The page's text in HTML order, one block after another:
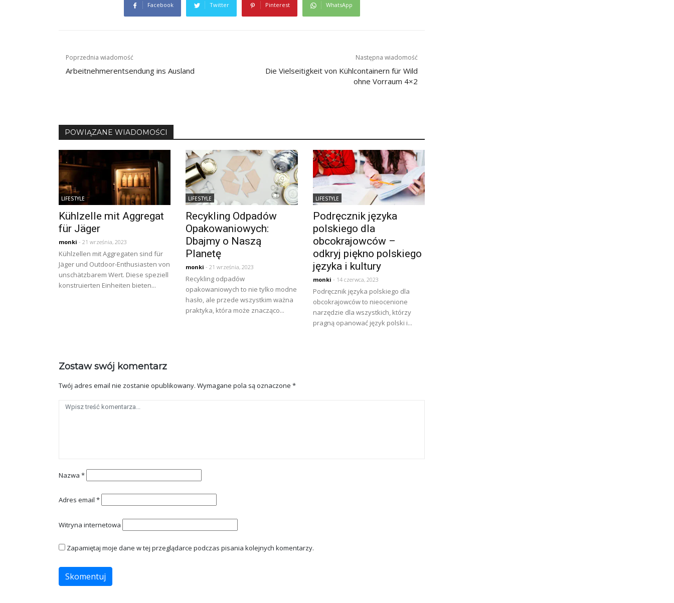
Facebook Twitter Pinterest WhatsApp
Nawigacja
wpisu
Poprzednia wiadomość
Arbeitnehmerentsendung ins Ausland
Następna wiadomość
Die Vielseitigkeit von Kühlcontainern für Wild
ohne Vorraum 4×2
POWIĄZANE WIADOMOŚCI
LIFESTYLE
Kühlzelle mit Aggregat
für Jäger
monki - 21 września, 2023
Kühlzellen mit Aggregaten sind für
Jäger und Outdoor-Enthusiasten von
unschätzbarem Wert. Diese speziell
konstruierten Einheiten bieten...
LIFESTYLE
Recykling Odpadów
Opakowaniowych:
Dbajmy o Naszą
Planetę
monki - 21 września, 2023
Recykling odpadów
opakowaniowych to nie tylko modne
hasło, ale przede wszystkim ważna
praktyka, która może znacząco...
LIFESTYLE
Podręcznik języka
polskiego dla
obcokrajowców –
odkryj piękno polskiego
języka i kultury
monki - 14 czerwca, 2023
Podręcznik języka polskiego dla
obcokrajowców to nieocenione
narzędzie dla wszystkich, którzy
pragną opanować język polski i...
Zostaw swój komentarz
Twój adres email nie zostanie opublikowany. Wymagane pola są oznaczone *
Nazwa *
Adres email *
Witryna internetowa
Zapamiętaj moje dane w tej przeglądarce podczas pisania kolejnych komentarzy.